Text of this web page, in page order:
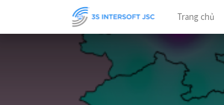
Trang chủ